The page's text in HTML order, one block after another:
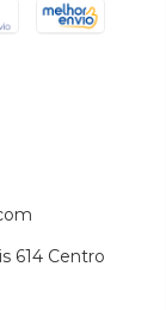
614 Centro